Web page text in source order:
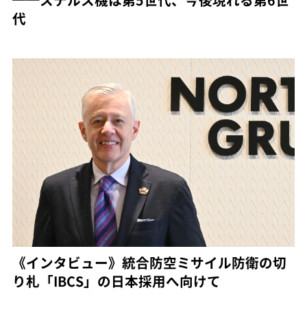
代
《インタビュー》統合防空ミサイル防衛の切
り札「IBCS」の日本採用へ向けて